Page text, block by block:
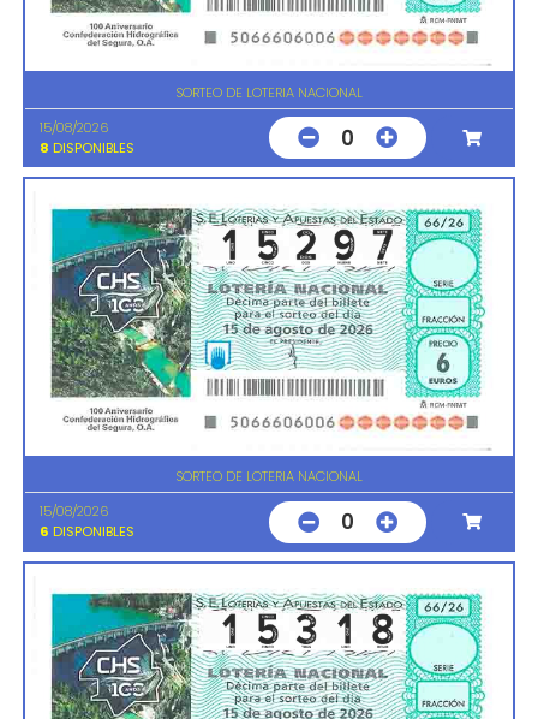
SORTEO DE LOTERIA NACIONAL
15/08/2026
8 DISPONIBLES 0
SORTEO DE LOTERIA NACIONAL
15/08/2026
6 DISPONIBLES 0